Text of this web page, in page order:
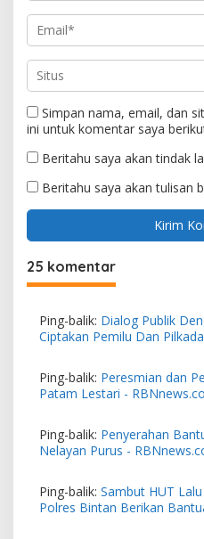
Simpan nama, email, dan
ini untuk komentar saya
Beritahu saya akan tindak
Beritahu saya akan tulisan
25 komentar
Ping-balik: Dialog Publik
Ciptakan Pemilu Dan
Ping-balik: Peresmian dan
Patam Lestari -
Ping-balik: Penyerahan
Nelayan Purus -
Ping-balik: Sambut HUT
Polres Bintan Berikan